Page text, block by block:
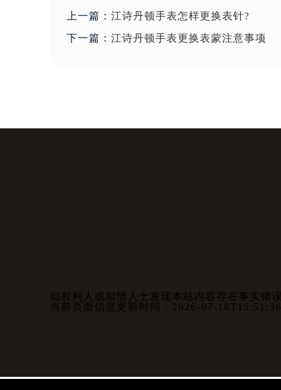
上一篇： 江诗丹顿手表怎样更换表针?
下一篇： 江诗丹顿手表更换表蒙注意事项
如权利人或知情人士发现本站内容存在事实错
当前页面信息更新时间：2026-07-